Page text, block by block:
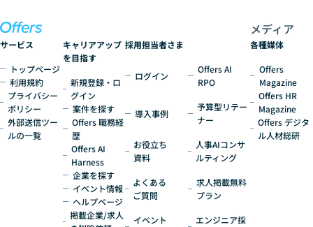
サービス
トップページ
利用規約
プライバシー
ポリシー
外部送信ツー
ルの一覧
キャリアアップ
を目指す
新規登録・ロ
グイン
案件を探す
Offers 職務経
歴
Offers AI
Harness
企業を探す
イベント情報
ヘルプページ
掲載企業/求人
採用担当者さま
ログイン
導入事例
お役立ち
資料
よくある
ご質問
イベント
Offers AI
RPO
予算型リテー
ナー
人事AIコンサ
ルティング
求人掲載無料
プラン
エンジニア採
メディア
各種媒体
Offers
Magazine
Offers HR
Magazine
Offers デジタ
ル人材総研